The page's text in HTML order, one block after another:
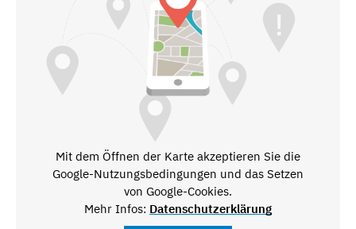
Mit dem Öffnen der Karte akzeptieren Sie die
Google-Nutzungsbedingungen und das Setzen
von Google-Cookies.
Mehr Infos: Datenschutzerklärung